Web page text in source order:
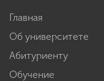
Главная
Об университете
Абитуриенту
Обучение